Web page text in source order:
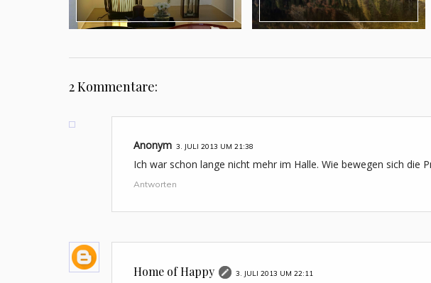
2 Kommentare:
Anonym 3. JULI 2013 UM 21:38
Ich war schon lange nicht mehr im Halle. Wie bewegen sich die
Antworten
Home of Happy 3. JULI 2013 UM 22:11